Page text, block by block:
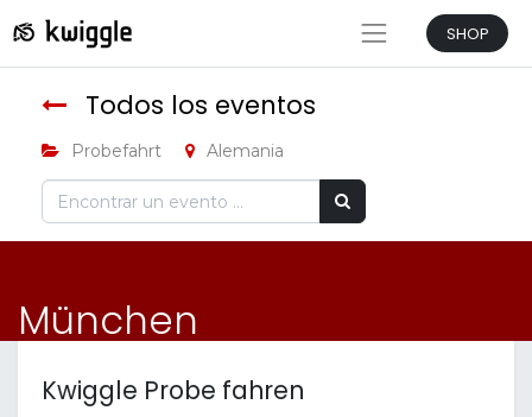
SHOP
Todos los eventos
Probefahrt Alemania
München
Kwiggle Probe fahren